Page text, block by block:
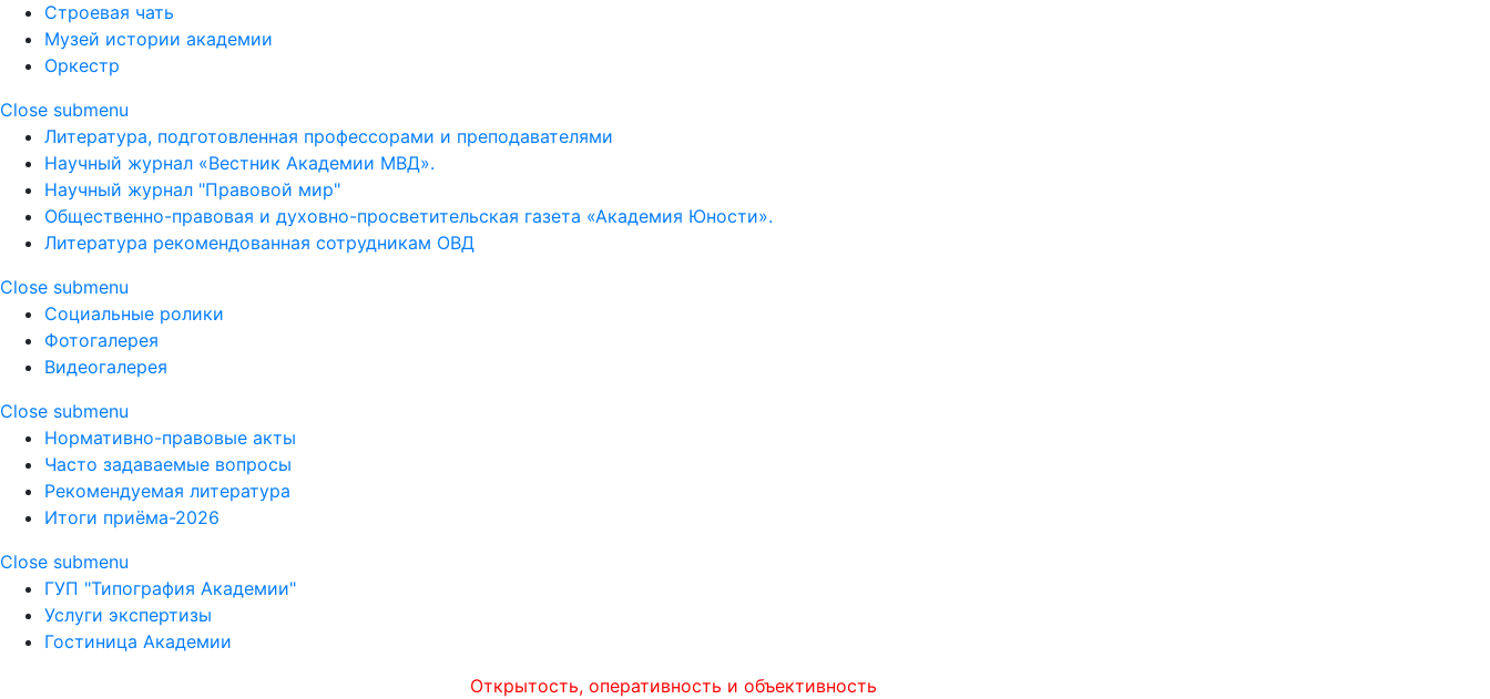
Строевая чать
Музей истории академии
Оркестр
Close submenu
Литература, подготовленная профессорами и преподавателями
Научный журнал «Вестник Академии МВД».
Научный журнал "Правовой мир"
Общественно-правовая и духовно-просветительская газета «Академия Юности».
Литература рекомендованная сотрудникам ОВД
Close submenu
Социальные ролики
Фотогалерея
Видеогалерея
Close submenu
Нормативно-правовые акты
Часто задаваемые вопросы
Рекомендуемая литература
Итоги приёма-2026
Close submenu
ГУП "Типография Академии"
Услуги экспертизы
Гостиница Академии
Открытость, оперативность и объективность